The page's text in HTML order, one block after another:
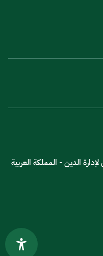
الدين - المملكة العربية